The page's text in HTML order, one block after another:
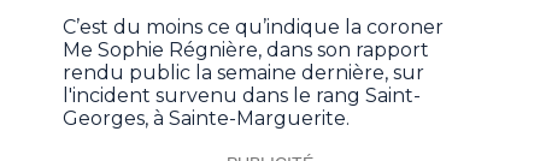
C’est du moins ce qu’indique la coroner
Me Sophie Régnière, dans son rapport
rendu public la semaine dernière, sur
l'incident survenu dans le rang Saint-
Georges, à Sainte-Marguerite.